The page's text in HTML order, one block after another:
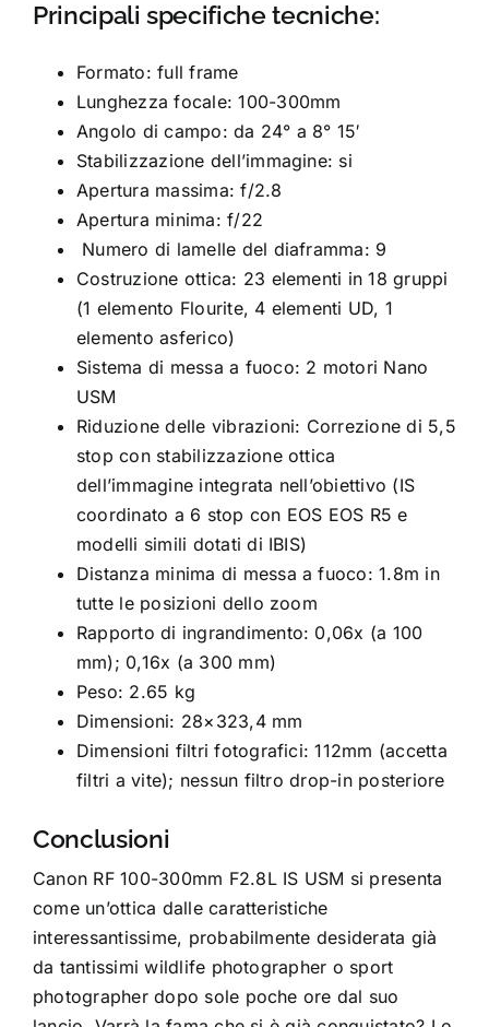
Principali specifiche tecniche:
Formato: full frame
Lunghezza focale: 100-300mm
Angolo di campo: da 24° a 8° 15′
Stabilizzazione dell’immagine: si
Apertura massima: f/2.8
Apertura minima: f/22
Numero di lamelle del diaframma: 9
Costruzione ottica: 23 elementi in 18 gruppi
(1 elemento Flourite, 4 elementi UD, 1
elemento asferico)
Sistema di messa a fuoco: 2 motori Nano
USM
Riduzione delle vibrazioni: Correzione di 5,5
stop con stabilizzazione ottica
dell’immagine integrata nell’obiettivo (IS
coordinato a 6 stop con EOS EOS R5 e
modelli simili dotati di IBIS)
Distanza minima di messa a fuoco: 1.8m in
tutte le posizioni dello zoom
Rapporto di ingrandimento: 0,06x (a 100
mm); 0,16x (a 300 mm)
Peso: 2.65 kg
Dimensioni: 28×323,4 mm
Dimensioni filtri fotografici: 112mm (accetta
filtri a vite); nessun filtro drop-in posteriore
Conclusioni
Canon RF 100-300mm F2.8L IS USM si presenta
come un’ottica dalle caratteristiche
interessantissime, probabilmente desiderata già
da tantissimi wildlife photographer o sport
photographer dopo sole poche ore dal suo